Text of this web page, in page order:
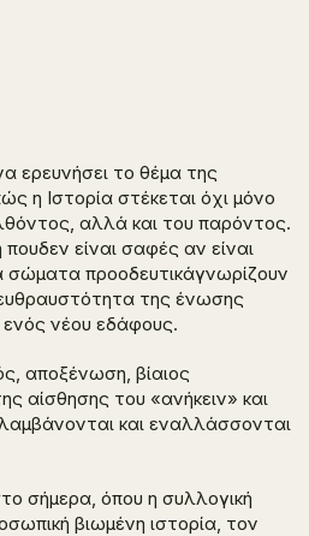
ερευνήσει το θέμα της
η Ιστορία στέκεται όχι μόνο
αλλά και του παρόντος.
πουδεν είναι σαφές αν είναι
σώματα προοδευτικάγνωρίζουν
της ένωσης
νέου εδάφους.
αποξένωση, βίαιος
αίσθησης του «ανήκειν» και
και εναλλάσσονται
σήμερα, όπου η συλλογική
βιωμένη ιστορία, τον